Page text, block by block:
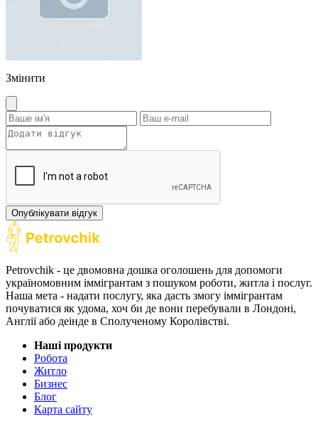
Змінити
Опублікувати відгук
Petrovchik - це двомовна дошка оголошень для допомоги
україномовним іммігрантам з пошуком роботи, житла і послуг.
Наша мета - надати послугу, яка дасть змогу іммігрантам
почуватися як удома, хоч би де вони перебували в Лондоні,
Англії або деінде в Сполученому Королівстві.
Наші продукти
Робота
Житло
Бизнес
Блог
Карта сайту